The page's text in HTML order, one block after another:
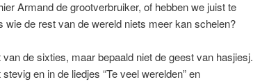
Armand de grootverbruiker, of hebben we juist te
wie de rest van de wereld niets meer kan schelen?
de sixties, maar bepaald niet de geest van hasjiesj.
en in de liedjes “Te veel werelden” en